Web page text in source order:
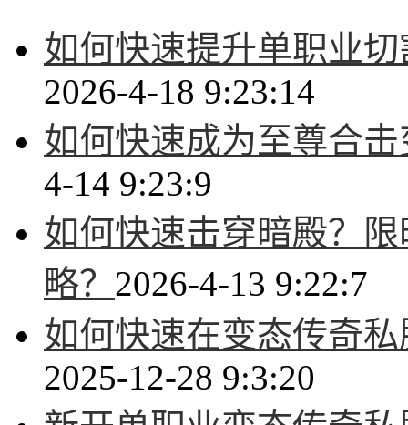
如何快速提升单职业
2026-4-18 9:23:14
如何快速成为至尊合
4-14 9:23:9
如何快速击穿暗殿？
略？ 2026-4-13 9:22:7
如何快速在变态传奇
2025-12-28 9:3:20